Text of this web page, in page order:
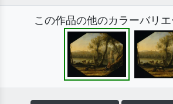
この作品の他のカラーバリ